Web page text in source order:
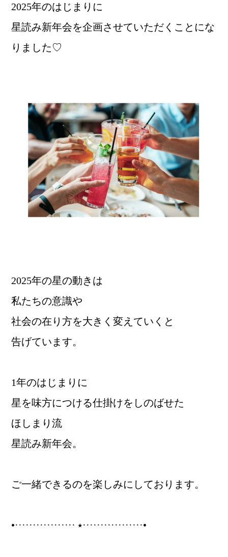
2025年のはじまりに
星読み新年会を企画させていただくことにな
りました♡
2025年の星の動きは
私たちの意識や
社会の在り方を大きく変えていくと
告げています。
1年のはじまりに
星を味方につける仕掛けをしのばせた
ほしまり流
星読み新年会。
ご一緒できるのを楽しみにしております。
•················· ⭑·················•